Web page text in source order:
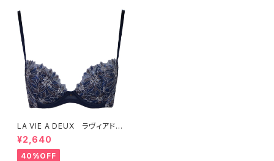
LA VIE A DEUX ラヴィアド
ゥ 切替チュールレース ブラ
ジャー ブラ （ネイビー）2246
4
¥2,640
40%OFF